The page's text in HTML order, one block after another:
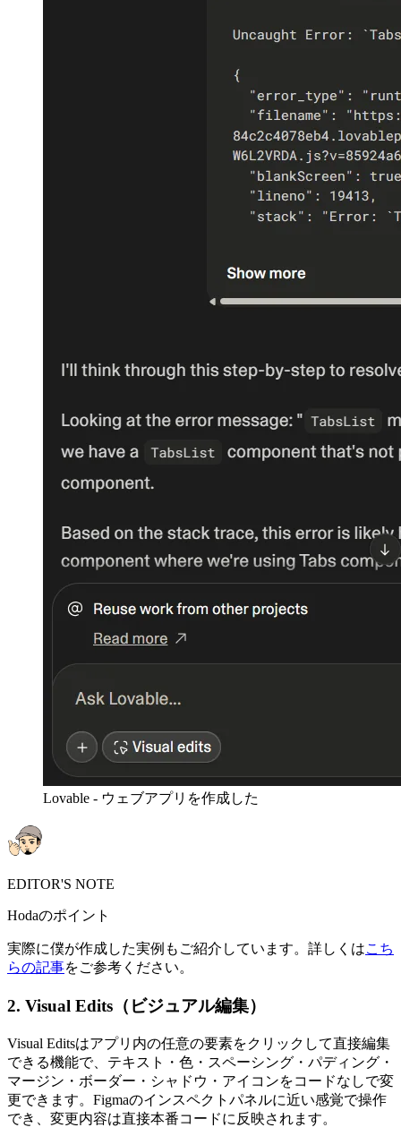
Lovable - ウェブアプリを作成した
EDITOR'S NOTE
Hodaのポイント
実際に僕が作成した実例もご紹介しています。詳しくはこち
らの記事をご参考ください。
2. Visual Edits（ビジュアル編集）
Visual Editsはアプリ内の任意の要素をクリックして直接編集
できる機能で、テキスト・色・スペーシング・パディング・
マージン・ボーダー・シャドウ・アイコンをコードなしで変
更できます。Figmaのインスペクトパネルに近い感覚で操作
でき、変更内容は直接本番コードに反映されます。